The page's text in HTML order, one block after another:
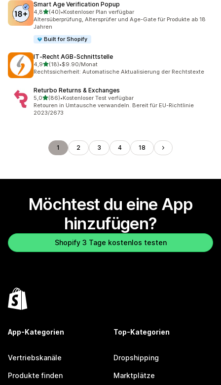
Smart Age Verification Popup
4,8von 5 Sternen
(40)
40 Rezensionen insgesamt
•Kostenloser Plan verfügbar
Altersüberprüfung, Altersprüfer und Age-Gate für Produkte ab 18
Jahren
Built for Shopify
IT‑Recht AGB‑Schnittstelle
4,9von 5 Sternen
(18)
18 Rezensionen insgesamt
•$9.90/Monat
Rechtssicherheit: Automatische Aktualisierung der Rechtstexte
Returbo Returns & Exchanges
5,0von 5 Sternen
(86)
86 Rezensionen insgesamt
•Kostenloser Test verfügbar
Retouren in Umtausche verwandeln. Bereit für EU-Richtlinie
2023/2673
1 2 3 4 18
Möchtest du eine App
hinzufügen?
Shopify 3 Tage kostenlos testen
App-Kategorien
Vertriebskanäle
Produkte finden
Top-Kategorien
Dropshipping
Marktplätze